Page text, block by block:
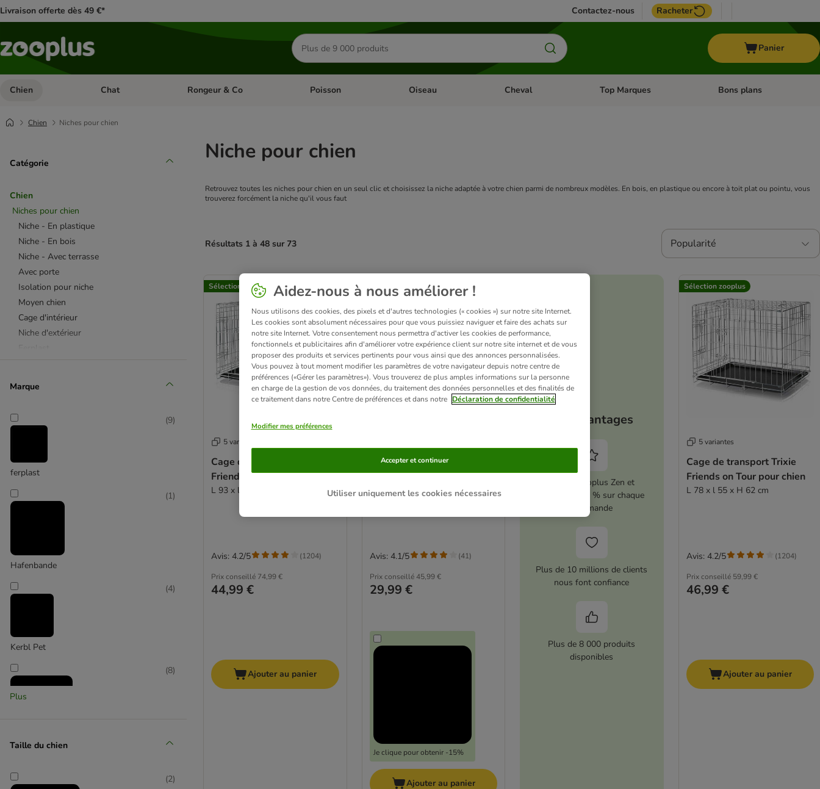
Livraison offerte dès 49 €* Contactez-nous Racheter
Rechercher
des
produits
Panier
Chien Dérouler les catégories: Chien
Chat Dérouler les catégories: Chat
Rongeur & Co Dérouler les catégories: Rongeur & Co
Poisson Dérouler les catégories: Poisson
Oiseau Dérouler les catégories: Oiseau
Cheval Dérouler les catégories: Cheval
Top Marques Dérouler les catégories: Top
Bons plans
Chien Niches pour chien
Catégorie
Chien
Niches pour chien
Niche - En plastique
Niche - En bois
Niche - Avec terrasse
Avec porte
Isolation pour niche
Moyen chien
Cage d'intérieur
Niche d'extérieur
Marque
ferplast
(9)
Hafenbande
(1)
Kerbl Pet
(4)
Modern Living
(8)
Plus
Taille du chien
(2)
Niche pour chien
Retrouvez toutes les niches pour chien en un seul clic et choisissez la niche adaptée à votre chien parmi de nombreux modèles. En bois, en plastique ou encore à toit plat ou pointu, vous
trouverez forcément la niche qu'il vous faut
Résultats 1 à 48 sur 73 Popularité
product items have been changed
Sélection zooplus
5 variantes
Cage de transport Trixie
Friends on Tour pour chien
L 93 x l 62 x H 69 cm
Prix conseillé 74,99 €
44,99 €
Avis: 4.2/5 (1204)
Ajouter au panier
Maison Kerbl Pet Paola Eco
pour chat
bleu / gris L 60 x l 51 x H 41 cm
Prix conseillé 45,99 €
29,99 €
Je clique pour obtenir -15%
Avis: 4.1/5 (41)
Ajouter au panier
Vos avantages
Activez zooplus Zen et
économisez 5 % sur chaque
commande
Plus de 10 millions de clients
nous font confiance
Plus de 8 000 produits
disponibles
Sélection zooplus
5 variantes
Cage de transport Trixie
Friends on Tour pour chien
L 78 x l 55 x H 62 cm
Prix conseillé 59,99 €
46,99 €
Avis: 4.2/5 (1204)
Ajouter au panier
Aidez-nous à nous améliorer !
Nous utilisons des cookies, des pixels et d'autres technologies (« cookies ») sur notre site Internet.
Les cookies sont absolument nécessaires pour que vous puissiez naviguer et faire des achats sur
notre site Internet. Votre consentement nous permettra d'activer les cookies de performance,
fonctionnels et publicitaires afin d'améliorer votre expérience client sur notre site internet et de vous
proposer des produits et services pertinents pour vous ainsi que des annonces personnalisées.
Vous pouvez à tout moment modifier les paramètres de votre navigateur depuis notre centre de
préférences («Gérer les paramètres»). Vous trouverez de plus amples informations sur la personne
en charge de la gestion de vos données, du traitement des données personnelles et des finalités de
ce traitement dans notre Centre de préférences et dans notre Déclaration de confidentialité
Modifier mes préférences
Utiliser uniquement les cookies nécessaires
Accepter et continuer